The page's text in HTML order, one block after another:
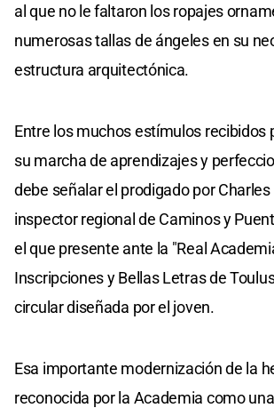
al que no le faltaron los ropajes
numerosas tallas de ángeles en su
estructura arquitectónica.
Entre los muchos estímulos recibidos
su marcha de aprendizajes y
debe señalar el prodigado por
inspector regional de Caminos y
el que presente ante la "Real
Inscripciones y Bellas Letras de
circular diseñada por el joven.
Esa importante modernización de la
reconocida por la Academia como